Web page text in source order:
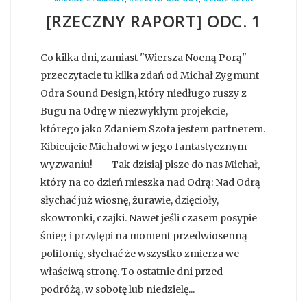
[RZECZNY RAPORT] ODC. 1
Co kilka dni, zamiast "Wiersza Nocną Porą"
przeczytacie tu kilka zdań od Michał Zygmunt
Odra Sound Design, który niedługo ruszy z
Bugu na Odrę w niezwykłym projekcie,
którego jako Zdaniem Szota jestem partnerem.
Kibicujcie Michałowi w jego fantastycznym
wyzwaniu! --- Tak dzisiaj pisze do nas Michał,
który na co dzień mieszka nad Odrą: Nad Odrą
słychać już wiosnę, żurawie, dzięcioły,
skowronki, czajki. Nawet jeśli czasem posypie
śnieg i przytępi na moment przedwiosenną
polifonię, słychać że wszystko zmierza we
właściwą stronę. To ostatnie dni przed
podróżą, w sobotę lub niedzielę...